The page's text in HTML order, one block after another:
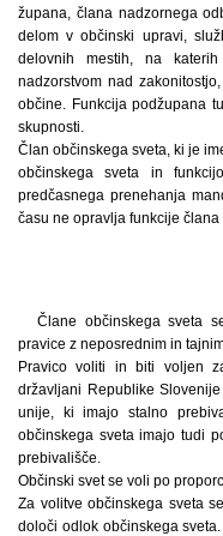
župana, člana nadzornega
delom v občinski upravi,
delovnih mestih, na
nadzorstvom nad
občine. Funkcija podžupana
skupnosti.
Član občinskega sveta, ki je
občinskega sveta in
predčasnega prenehanja
času ne opravlja funkcije člana
Člane občinskega sveta
pravice z neposrednim in
Pravico voliti in biti voljen
državljani Republike
unije, ki imajo stalno
občinskega sveta imajo tudi
prebivališče.
Občinski svet se voli po
Za volitve občinskega sveta
določi odlok občinskega